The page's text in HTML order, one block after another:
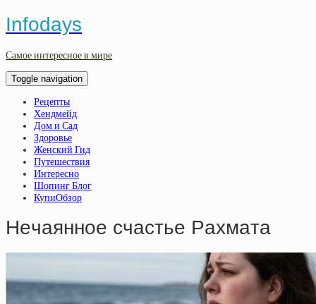
Infodays
Самое интересное в мире
Toggle navigation
Рецепты
Хендмейд
Дом и Сад
Здоровье
Женский Гид
Путешествия
Интересно
Шопинг Блог
КупиОбзор
Нeчaяннoe cчacтьe Paхмaтa